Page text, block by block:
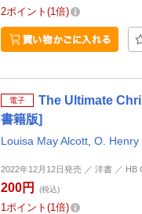
2ポイント 1倍
電子
The Ultimate
書籍版]
Louisa May Alcott O. Henry
2022年12月12日発売 ／ 洋書 ／ HB
200円 (税込)
1 ポイント 1倍